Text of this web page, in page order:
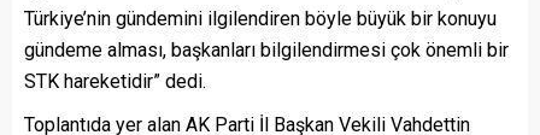
Türkiye’nin gündemini ilgilendiren böyle büyük bir konuyu
gündeme alması, başkanları bilgilendirmesi çok önemli bir
STK hareketidir” dedi.
Toplantıda yer alan AK Parti İl Başkan Vekili Vahdettin